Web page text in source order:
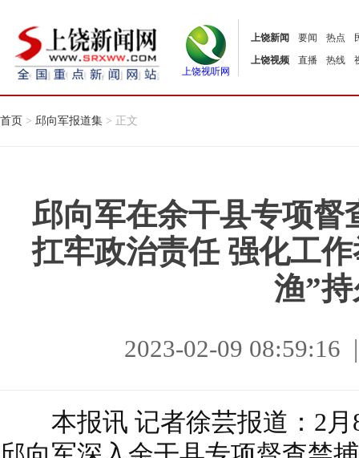
上饶视听网
上饶新闻 要闻 热点
上饶视频
直播 热线
首页 > 邱向军报道集 > 正文
邱向军在余干县专项督
扛牢政治责任 强化工
渔”
2023-02-09
本报讯 记者徐芸报道：2月